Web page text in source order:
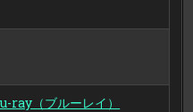
ray（ブルーレイ）